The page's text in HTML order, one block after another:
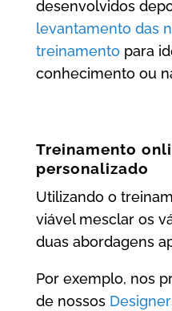
desenvolvidos
levantamento das
treinamento para
conhecimento ou
Treinamento
personalizado
Utilizando o
viável mesclar os
duas abordagens
Por exemplo, nos
de nossos